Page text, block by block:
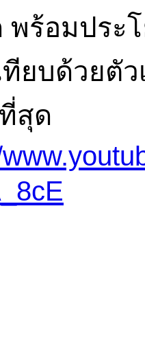
ร้อมประ
ทียบด้วยตั
สุด